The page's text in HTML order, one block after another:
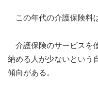
この年代の介護保険料
介護保険のサービスを
納める人が少ないという
傾向がある。